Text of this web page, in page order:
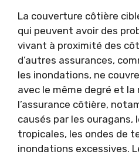
La couverture côtière
qui peuvent avoir des
vivant à proximité des
d’autres assurances,
les inondations, ne
avec le même degré et
l’assurance côtière,
causés par les ouragans,
tropicales, les ondes de
inondations excessives.